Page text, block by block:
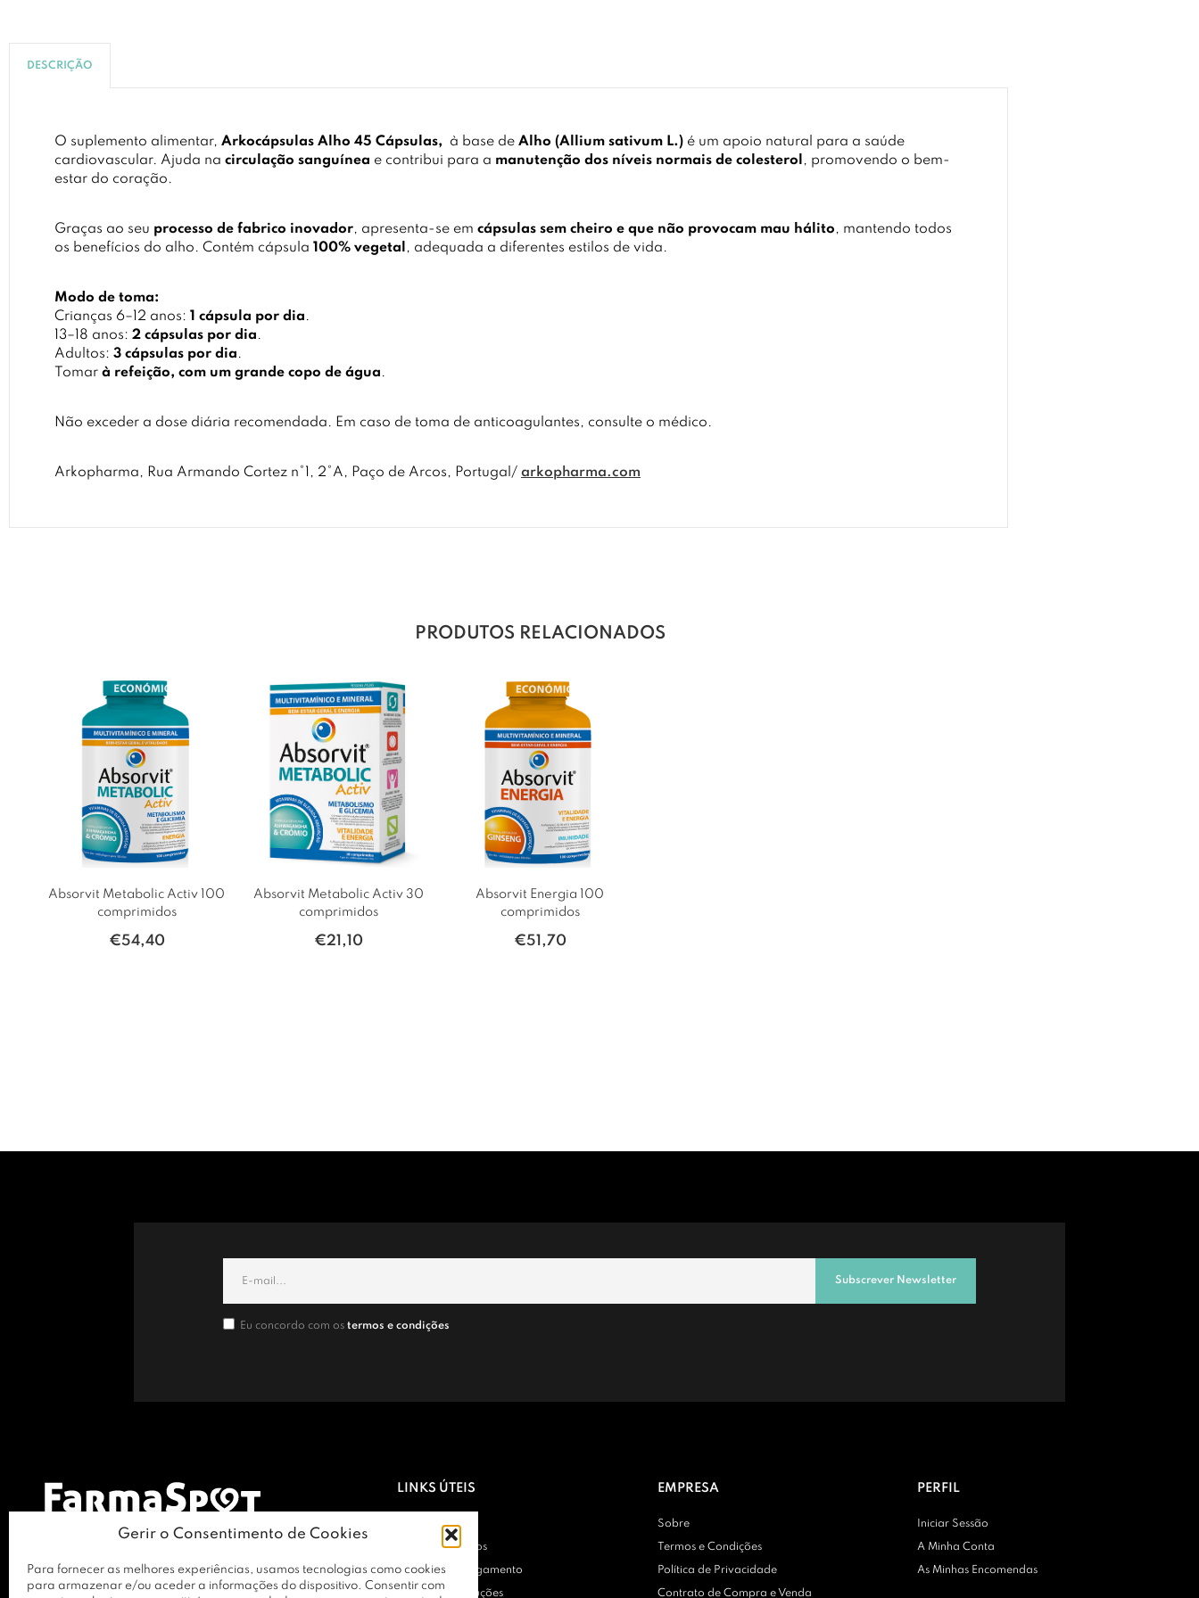
Gerir o Consentimento de Cookies
Para fornecer as melhores experiências, usamos tecnologias como cookies
para armazenar e/ou aceder a informações do dispositivo. Consentir com
DESCRIÇÃO
O suplemento alimentar, Arkocápsulas Alho 45 Cápsulas, à base de Alho (Allium sativum L.) é um apoio natural para a saúde
cardiovascular. Ajuda na circulação sanguínea e contribui para a manutenção dos níveis normais de colesterol , promovendo o bem-
estar do coração.
Graças ao seu processo de fabrico inovador, apresenta-se em cápsulas sem cheiro e que não provocam mau hálito, mantendo todos
os benefícios do alho. Contém cápsula 100% vegetal , adequada a diferentes estilos de vida.
Modo de toma:
Crianças 6–12 anos: 1 cápsula por dia.
13–18 anos: 2 cápsulas por dia.
Adultos: 3 cápsulas por dia.
Tomar à refeição, com um grande copo de água.
Não exceder a dose diária recomendada. Em caso de toma de anticoagulantes, consulte o médico.
Arkopharma, Rua Armando Cortez n°1, 2°A, Paço de Arcos, Portugal/ arkopharma.com
PRODUTOS RELACIONADOS
Absorvit Metabolic Activ 100
comprimidos
€54,40
Absorvit Metabolic Activ 30
comprimidos
€21,10
Absorvit Energia 100
comprimidos
€51,70
Subscrever Newsletter
Eu concordo com os termos e condições
LINKS ÚTEIS
Contactos
Entregas e Envios
Métodos de Pagamento
Trocas e Devoluções
EMPRESA
Sobre
Termos e Condições
Política de Privacidade
Contrato de Compra e Venda
PERFIL
Iniciar Sessão
A Minha Conta
As Minhas Encomendas